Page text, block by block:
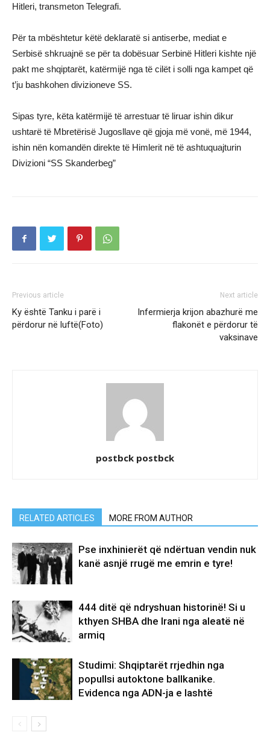
Hitleri, transmeton Telegrafi.
Për ta mbështetur këtë deklaratë si antiserbe, mediat e
Serbisë shkruajnë se për ta dobësuar Serbinë Hitleri kishte një
pakt me shqiptarët, katërmijë nga të cilët i solli nga kampet që
t’ju bashkohen divizioneve SS.
Sipas tyre, këta katërmijë të arrestuar të liruar ishin dikur
ushtarë të Mbretërisë Jugosllave që gjoja më vonë, më 1944,
ishin nën komandën direkte të Himlerit në të ashtuquajturin
Divizioni “SS Skanderbeg”
Previous article
Ky është Tanku i parë i
përdorur në luftë(Foto)
Next article
Infermierja krijon abazhurë me
flakonët e përdorur të
vaksinave
postbck postbck
RELATED ARTICLES MORE FROM AUTHOR
Pse inxhinierët që ndërtuan vendin nuk
kanë asnjë rrugë me emrin e tyre!
444 ditë që ndryshuan historinë! Si u
kthyen SHBA dhe Irani nga aleatë në
armiq
Studimi: Shqiptarët rrjedhin nga
popullsi autoktone ballkanike.
Evidenca nga ADN-ja e lashtë